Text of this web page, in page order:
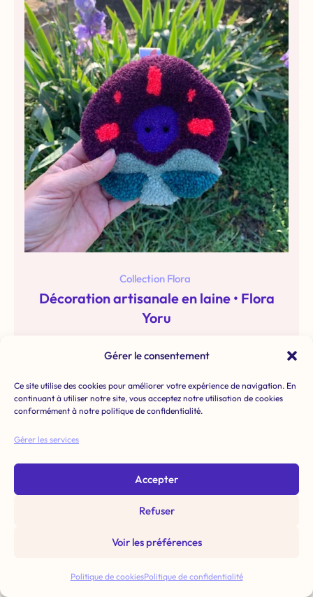
Gérer le consentement
Ce site utilise des cookies pour améliorer votre expérience de navigation. En
continuant à utiliser notre site, vous acceptez notre utilisation de cookies
conformément à notre politique de confidentialité.
Gérer les services
Accepter
Refuser
Voir les préférences
Politique de cookiesPolitique de confidentialité
Collection Flora
Décoration artisanale en laine • Flora
Yoru
Rupture de stock